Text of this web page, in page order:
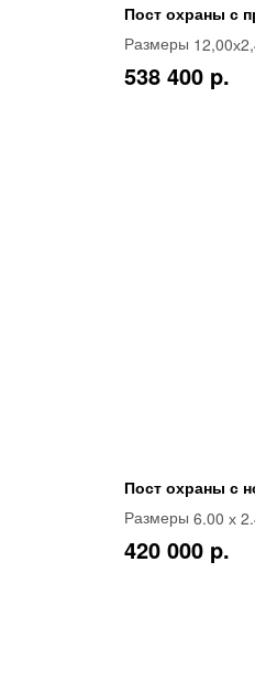
Пост охраны с
Размеры
538 400 p.
Пост охраны с
Размеры 6.00 х
420 000 p.